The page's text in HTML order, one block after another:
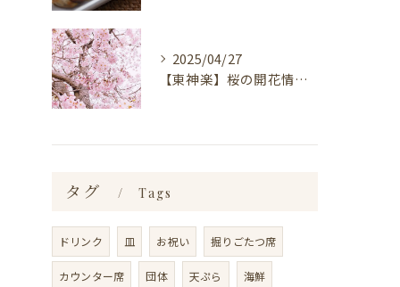
2025/04/27
【東神楽】桜の開花情報＆お花見スポット｜ランチ・喫茶＆居酒屋 和心
タグ Tags
ドリンク 皿 お祝い 掘りごたつ席
カウンター席 団体 天ぷら 海鮮